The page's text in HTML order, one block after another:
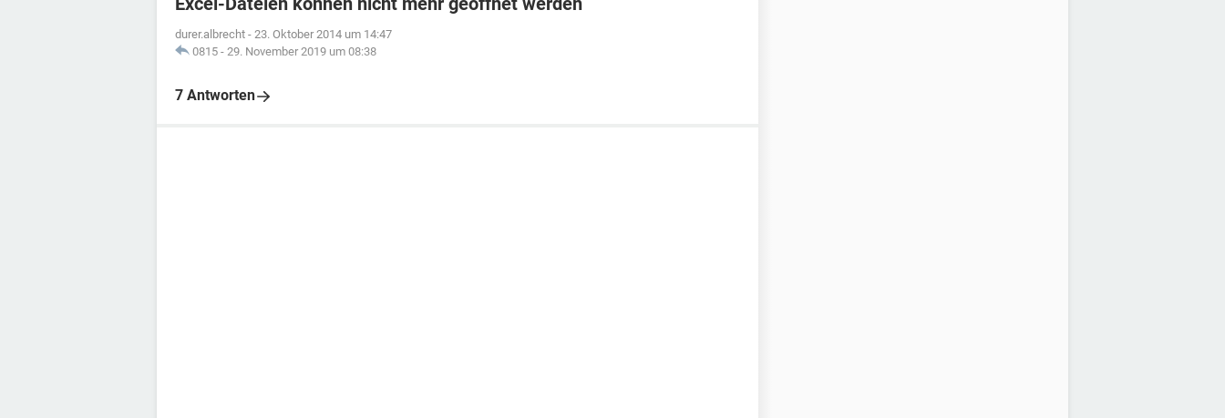
durer.albrecht - 23. Oktober 2014 um 14:47
0815 - 29. November 2019 um 08:38
7 Antworten